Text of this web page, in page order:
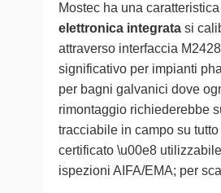
Mostec ha una
elettronica integrata si
attraverso interfaccia
significativo per impianti
per bagni galvanici dove
rimontaggio richiederebbe
tracciabile in campo su
certificato \u00e8
ispezioni AIFA/EMA; per